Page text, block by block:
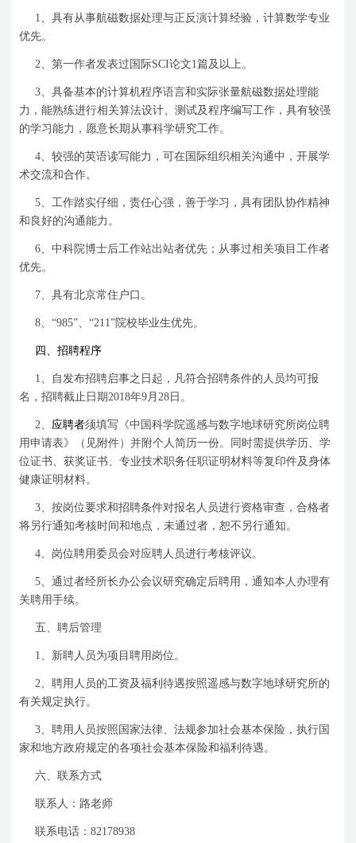
1
、具有从事航磁数据处理与正反演计算经验，计算数学专业
优先。
2 、第一作者发表过国际SCI论文1篇及以上。
3 、具备基本的计算机程序语言和实际张量航磁数据处理能
力，能熟练进行相关算法设计、测试及程序编写工作，具有较强
的学习能力，愿意长期从事科学研究工作。
4 、较强的英语读写能力，可在国际组织相关沟通中，开展学
术交流和合作。
5 、工作踏实仔细，责任心强，善于学习，具有团队协作精神
和良好的沟通能力。
6 、中科院博士后工作站出站者优先；从事过相关项目工作者
优先。
7 、具有北京常住户口。
8 、“985” 、“211”院校毕业生优先。
四、招聘程序
1
、自发布招聘启事之日起，凡符合招聘条件的人员均可报
名，招聘截止日期2018年9 月 28日。
2 应聘者须填写《中国科学院遥感与数字地球研究所岗位聘
用申请表》（见附件）并附个人简历一份。同时需提供学历、学
位证书、获奖证书、专业技术职务任职证明材料等复印件及身体
健康证明材料。
3 、按岗位要求和招聘条件对报名人员进行资格审查，合格者
将另行通知考核时间和地点，未通过者，恕不另行通知。
4 、岗位聘用委员会对应聘人员进行考核评议。
5 、通过者经所长办公会议研究确定后聘用，通知本人办理有
关聘用手续。
五、聘后管理
1 、新聘人员为项目聘用岗位。
2 、聘用人员的工资及福利待遇按照遥感与数字地球研究所的
有关规定执行。
3 、聘用人员按照国家法律、法规参加社会基本保险，执行国
家和地方政府规定的各项社会基本保险和福利待遇。
六、联系方式
联系人：路老师
联系电话：82178938